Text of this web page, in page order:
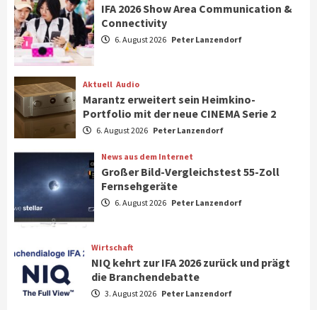
1
Aktuell
Steigende Hardware-Preise: Mehr als ein
Drittel der Gamer verschiebt Käufe
2
Phone/Pad Top Story
IFA 2026 Show Area Communication &
Connectivity
Aktuell Audio
Marantz erweitert sein Heimkino-
Portfolio mit der neue CINEMA Serie 2
News aus dem Internet
Großer Bild-Vergleichstest 55-Zoll
Fernsehgeräte
IFA 2026 Show Area Communication &
Connectivity
6. August 2026 Peter Lanzendorf
Aktuell Audio
Marantz erweitert sein Heimkino-
Portfolio mit der neue CINEMA Serie 2
6. August 2026 Peter Lanzendorf
News aus dem Internet
Großer Bild-Vergleichstest 55-Zoll
Fernsehgeräte
6. August 2026 Peter Lanzendorf
Wirtschaft
NIQ kehrt zur IFA 2026 zurück und prägt
die Branchendebatte
3. August 2026 Peter Lanzendorf